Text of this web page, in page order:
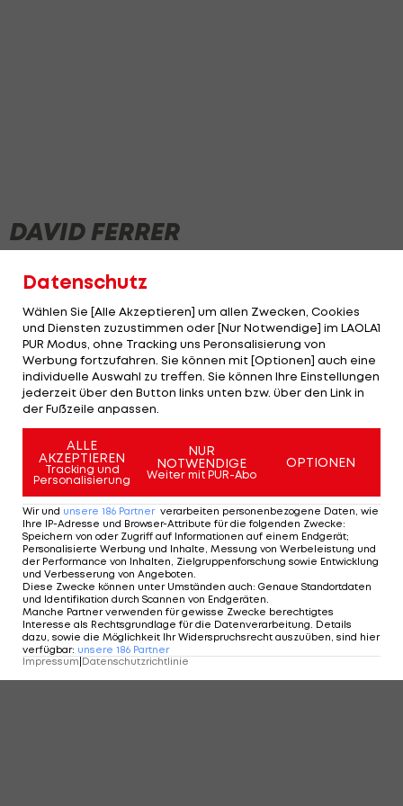
DAVID FERRER
NEWS
Diese Tennis-Stars haben das meiste
Karriere-Preisgeld abgestaubt
Tennis
Datenschutz
Wählen Sie [Alle Akzeptieren] um allen Zwecken, Cookies
und Diensten zuzustimmen oder [Nur Notwendige] im LAOLA1
PUR Modus, ohne Tracking uns Peronsalisierung von
Werbung fortzufahren. Sie können mit [Optionen] auch eine
individuelle Auswahl zu treffen. Sie können Ihre Einstellungen
jederzeit über den Button links unten bzw. über den Link in
der Fußzeile anpassen.
ALLE
AKZEPTIEREN
Tracking und
Personalisierung
NUR
NOTWENDIGE
Weiter mit PUR-Abo
OPTIONEN
Wir und unsere 186 Partner verarbeiten personenbezogene Daten, wie
Ihre IP-Adresse und Browser-Attribute für die folgenden Zwecke:
Speichern von oder Zugriff auf Informationen auf einem Endgerät;
Personalisierte Werbung und Inhalte, Messung von Werbeleistung und
der Performance von Inhalten, Zielgruppenforschung sowie Entwicklung
und Verbesserung von Angeboten.
Diese Zwecke können unter Umständen auch: Genaue Standortdaten
und Identifikation durch Scannen von Endgeräten.
Manche Partner verwenden für gewisse Zwecke berechtigtes
Interesse als Rechtsgrundlage für die Datenverarbeitung. Details
dazu, sowie die Möglichkeit Ihr Widerspruchsrecht auszuüben, sind hier
verfügbar: unsere 186 Partner
Impressum Datenschutzrichtlinie